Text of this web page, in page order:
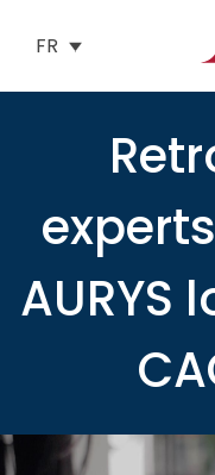
FR
AURYS